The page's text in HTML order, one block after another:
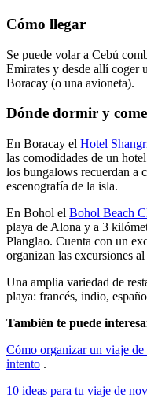
Cómo llegar
Se puede volar a Cebú
Emirates y desde allí coger
Boracay (o una avioneta).
Dónde dormir y
En Boracay el Hotel
las comodidades de un
los bungalows recuerdan a
escenografía de la isla.
En Bohol el Bohol Beach
playa de Alona y a 3
Planglao. Cuenta con un
organizan las excursiones
Una amplia variedad de
playa: francés, indio,
También te puede
Cómo organizar un viaje
intento .
10 ideas para tu viaje de